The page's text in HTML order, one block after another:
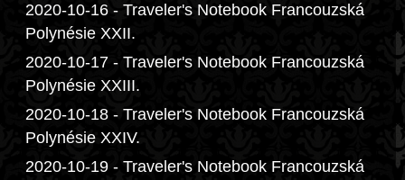
2020-10-16 - Traveler's Notebook Francouzská
Polynésie XXII.
2020-10-17 - Traveler's Notebook Francouzská
Polynésie XXIII.
2020-10-18 - Traveler's Notebook Francouzská
Polynésie XXIV.
2020-10-19 - Traveler's Notebook Francouzská